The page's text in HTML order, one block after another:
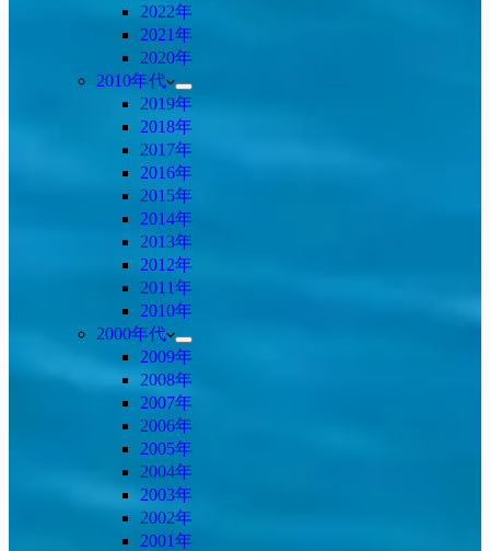
2022年
2021年
2020年
2010年代
2019年
2018年
2017年
2016年
2015年
2014年
2013年
2012年
2011年
2010年
2000年代
2009年
2008年
2007年
2006年
2005年
2004年
2003年
2002年
2001年